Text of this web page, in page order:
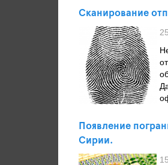
Сканирование
Появление
Сирии.